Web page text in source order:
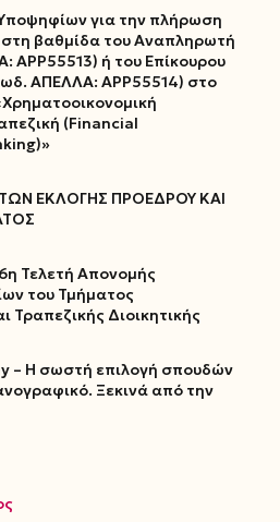
για την πλήρωση
βαθμίδα του Αναπληρωτή
ΑΡΡ55513) ή του Επίκουρου
ΑΠΕΛΛΑ: ΑΡΡ55514) στο
(Financial
ΕΚΛΟΓΗΣ ΠΡΟΕΔΡΟΥ ΚΑΙ
Τελετή Απονομής
του Τμήματος
Τραπεζικής Διοικητικής
– Η σωστή επιλογή σπουδών
Ξεκινά από την